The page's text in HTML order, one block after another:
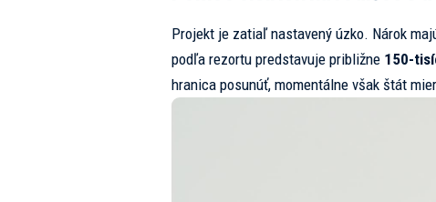
Projekt je zatiaľ nastavený úzko. Nárok
podľa rezortu predstavuje približne 150-
hranica posunúť, momentálne však štát